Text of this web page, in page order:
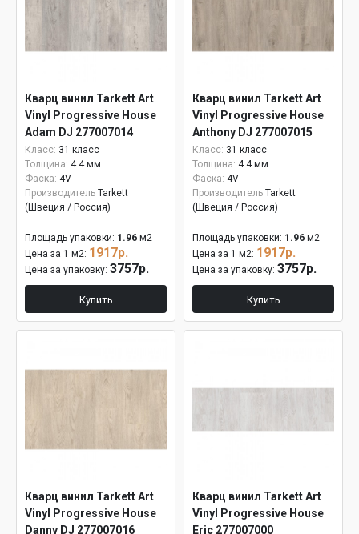
Кварц винил Tarkett Art
Vinyl Progressive House
Adam DJ 277007014
Класс: 31 класс
Толщина: 4.4 мм
Фаска: 4V
Производитель Tarkett
(Швеция / Россия)
Площадь упаковки: 1.96 м2
Цена за 1 м2: 1917р.
Цена за упаковку: 3757р.
Купить
Кварц винил Tarkett Art
Vinyl Progressive House
Anthony DJ 277007015
Класс: 31 класс
Толщина: 4.4 мм
Фаска: 4V
Производитель Tarkett
(Швеция / Россия)
Площадь упаковки: 1.96 м2
Цена за 1 м2: 1917р.
Цена за упаковку: 3757р.
Купить
Кварц винил Tarkett Art
Vinyl Progressive House
Danny DJ 277007016
Кварц винил Tarkett Art
Vinyl Progressive House
Eric 277007000